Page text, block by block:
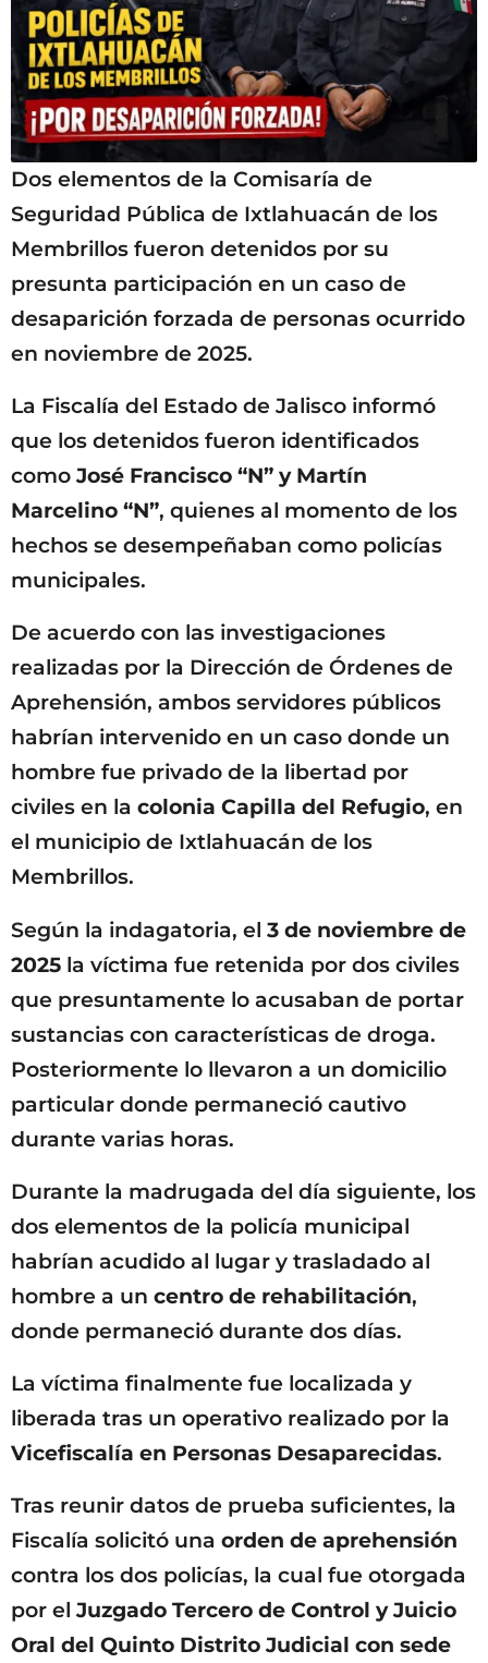
Dos elementos de la Comisaría de
Seguridad Pública de Ixtlahuacán de los
Membrillos fueron detenidos por su
presunta participación en un caso de
desaparición forzada de personas ocurrido
en noviembre de 2025.
La Fiscalía del Estado de Jalisco informó
que los detenidos fueron identificados
como José Francisco “N” y Martín
Marcelino “N”, quienes al momento de los
hechos se desempeñaban como policías
municipales.
De acuerdo con las investigaciones
realizadas por la Dirección de Órdenes de
Aprehensión, ambos servidores públicos
habrían intervenido en un caso donde un
hombre fue privado de la libertad por
civiles en la colonia Capilla del Refugio, en
el municipio de Ixtlahuacán de los
Membrillos.
Según la indagatoria, el 3 de noviembre de
2025 la víctima fue retenida por dos civiles
que presuntamente lo acusaban de portar
sustancias con características de droga.
Posteriormente lo llevaron a un domicilio
particular donde permaneció cautivo
durante varias horas.
Durante la madrugada del día siguiente, los
dos elementos de la policía municipal
habrían acudido al lugar y trasladado al
hombre a un centro de rehabilitación,
donde permaneció durante dos días.
La víctima finalmente fue localizada y
liberada tras un operativo realizado por la
Vicefiscalía en Personas Desaparecidas.
Tras reunir datos de prueba suficientes, la
Fiscalía solicitó una orden de aprehensión
contra los dos policías, la cual fue otorgada
por el Juzgado Tercero de Control y Juicio
Oral del Quinto Distrito Judicial con sede